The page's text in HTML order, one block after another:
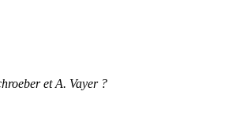
et A. Vayer ?